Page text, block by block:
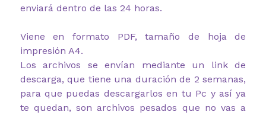
enviará dentro de las 24 horas.
Viene en formato PDF, tamaño de hoja de
impresión A4.
Los archivos se envían mediante un link de
descarga, que tiene una duración de 2 semanas,
para que puedas descargarlos en tu Pc y así ya
te quedan, son archivos pesados que no vas a